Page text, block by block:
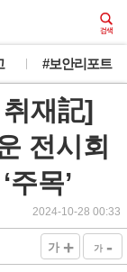
#보안리포트
재記]
전시회
목’
2024-10-28 00:33
가 + 가 -